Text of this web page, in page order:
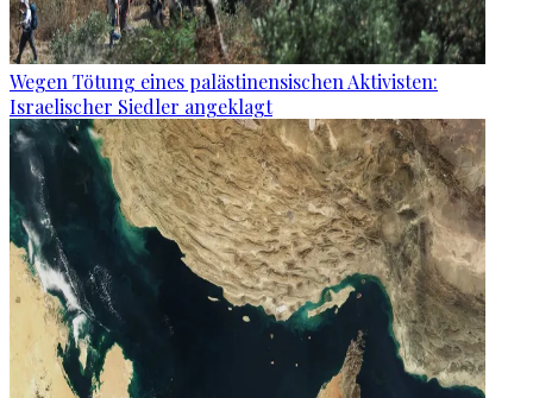
Wegen Tötung eines palästinensischen Aktivisten:
Israelischer Siedler angeklagt